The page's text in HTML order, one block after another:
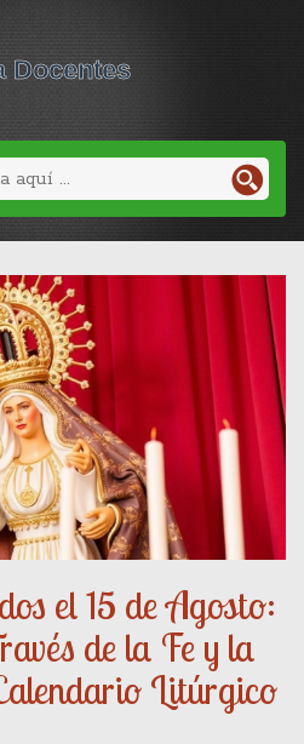
el 15 de Agosto:
de la Fe y la
Litúrgico